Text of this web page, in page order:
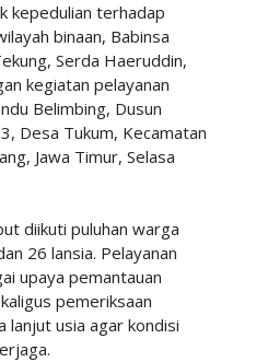
kepedulian terhadap
binaan, Babinsa
Serda Haeruddin,
kegiatan pelayanan
Belimbing, Dusun
Desa Tukum, Kecamatan
Jawa Timur, Selasa
diikuti puluhan warga
26 lansia. Pelayanan
upaya pemantauan
pemeriksaan
lanjut usia agar kondisi